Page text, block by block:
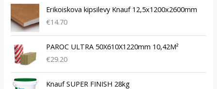
Erikoiskova kipsilevy Knauf 12,5x1200x2600mm
€14.70
PAROC ULTRA 50X610X1220mm 10,42M²
€29.20
Knauf SUPER FINISH 28kg